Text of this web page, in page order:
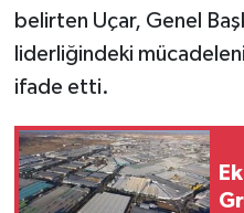
belirten Uçar, Genel
liderliğindeki
ifade etti.